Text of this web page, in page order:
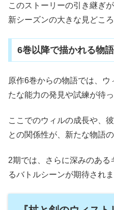
このストーリーの引き継ぎ
新シーズンの大きな見どこ
6巻以降で描かれる物
原作6巻からの物語では、
たな能力の発見や試練が待っ
ここでのウィルの成長や、
との関係性が、新たな物語
2期では、さらに深みのあ
るバトルシーンが期待されま